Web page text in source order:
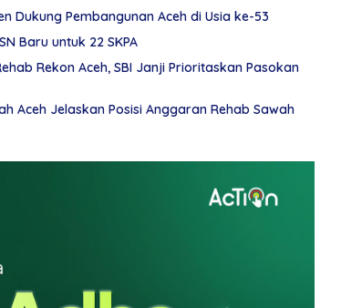
Dukung Pembangunan Aceh di Usia ke-53
Baru untuk 22 SKPA
Rekon Aceh, SBI Janji Prioritaskan Pasokan
Aceh Jelaskan Posisi Anggaran Rehab Sawah